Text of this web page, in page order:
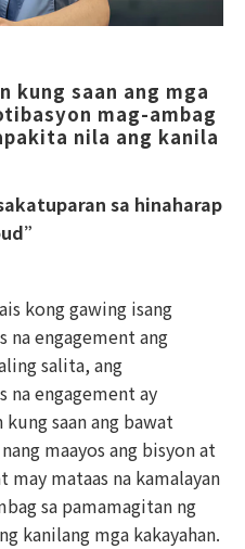
kung saan ang mga
mag-ambag
nila ang kanila
sa hinaharap
kong gawing isang
na engagement ang
salita, ang
na engagement ay
saan ang bawat
maayos ang bisyon at
mataas na kamalayan
sa pamamagitan ng
kanilang mga kakayahan.